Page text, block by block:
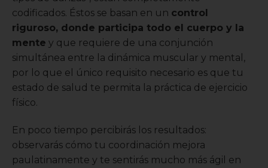
codificados. Éstos se basan en un control
riguroso, donde participa todo el cuerpo y la
mente y que requiere de una conjunción
simultánea entre la dinámica muscular y mental,
por lo que el único requisito necesario es que tu
estado de salud te permita la práctica de ejercicio
físico.
En poco tiempo percibirás los resultados:
observarás cómo tu coordinación mejora
paulatinamente y te sentirás mucho más ágil en